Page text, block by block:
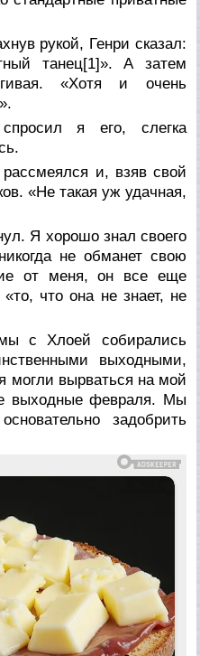
рукой, Генри сказал:
танец[1]». А затем
«Хотя и очень
спросил я его, слегка
рассмеялся и, взяв свой
«Не такая уж удачная,
Я хорошо знал своего
не обманет свою
от меня, он все еще
что она не знает, не
с Хлоей собирались
выходными,
могли вырваться на мой
выходные февраля. Мы
задобрить